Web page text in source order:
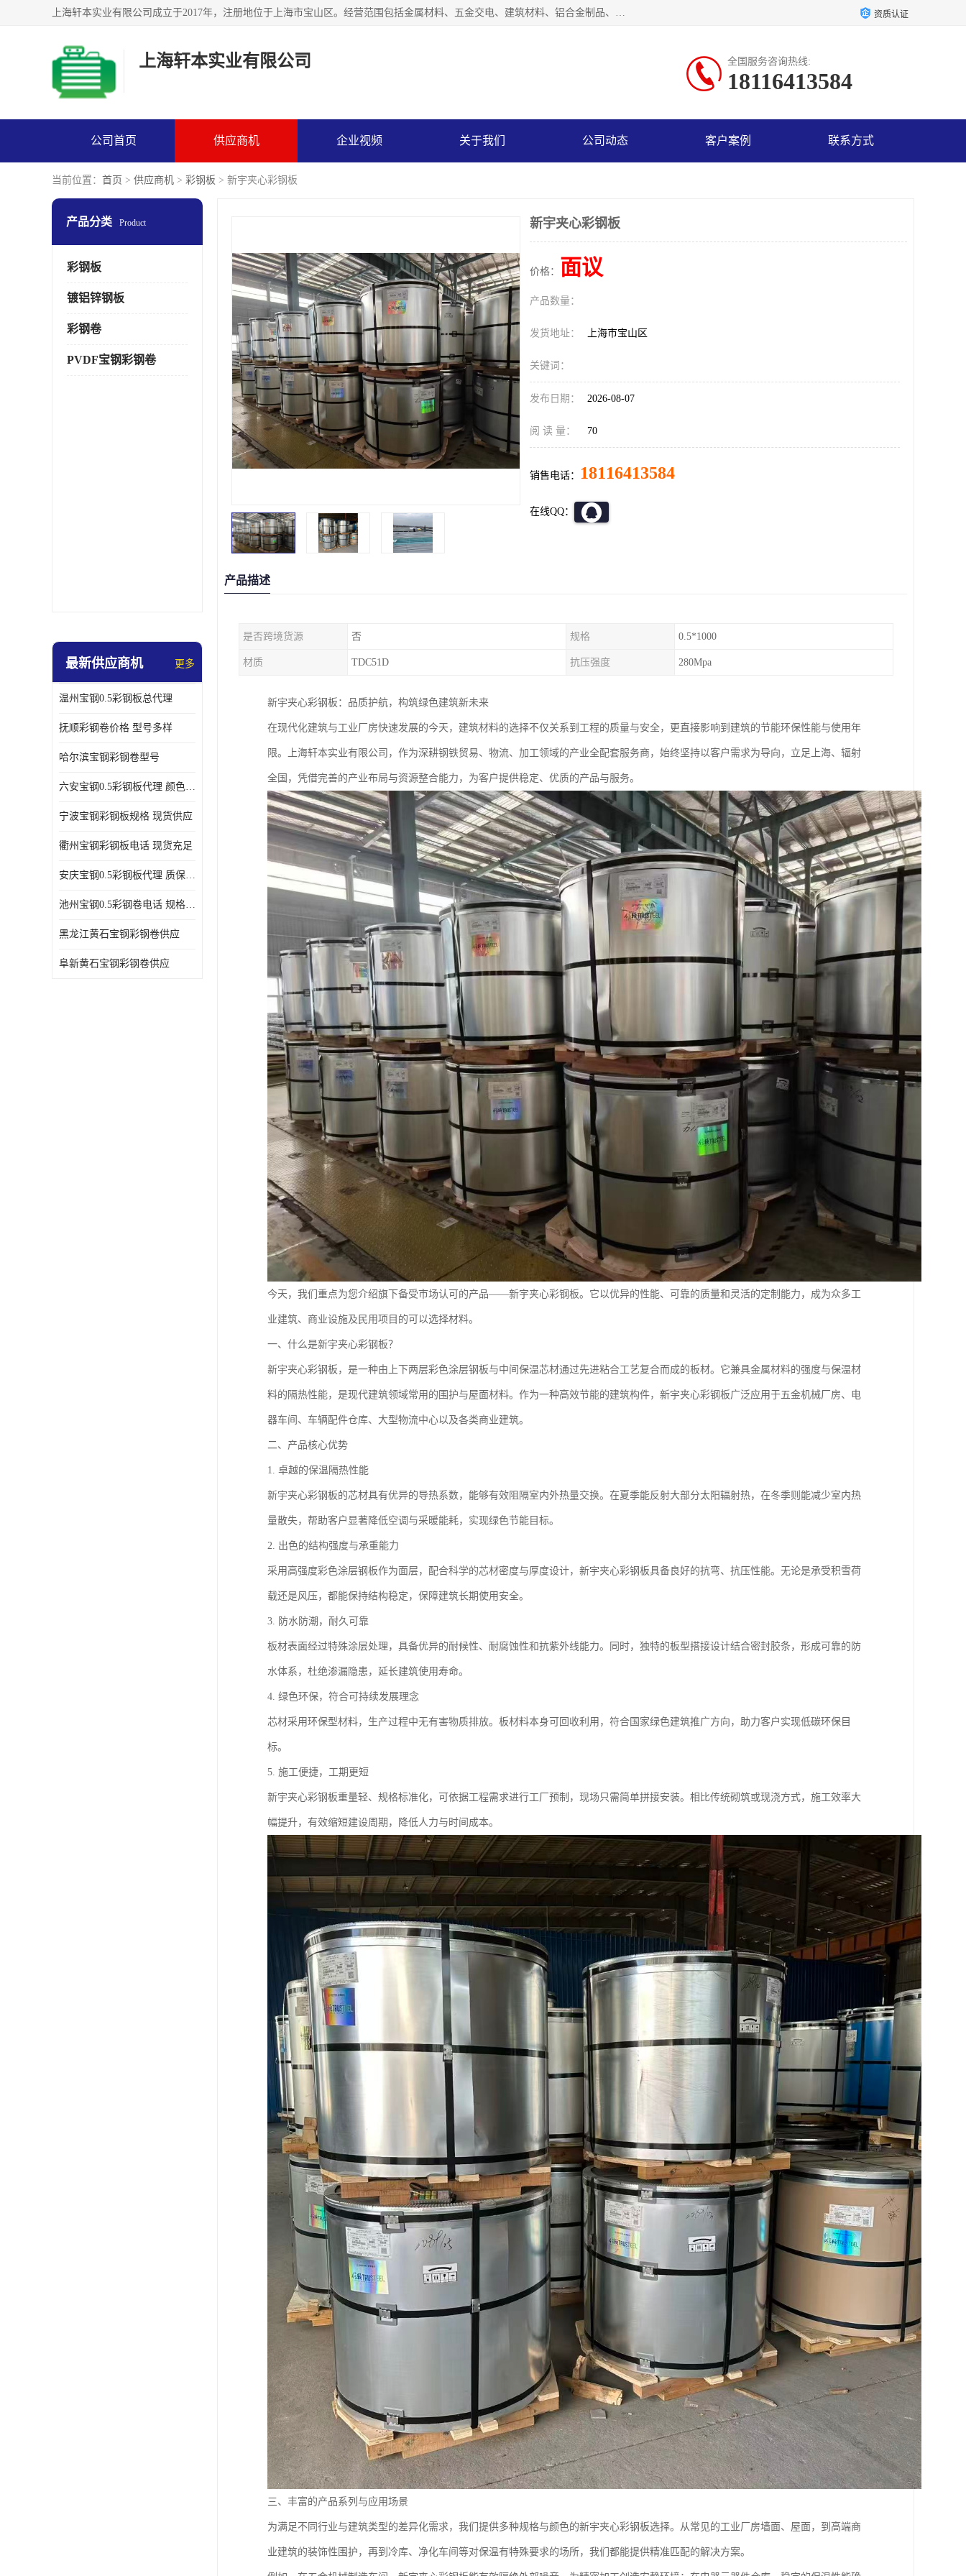
上海轩本实业有限公司成立于2017年，注册地位于上海市宝山区。经营范围包括金属材料、五金交电、建筑材料、铝合金制品、机械设备、电线电缆、装潢材料等；公司主营产品：宝钢彩钢板、宝钢彩钢卷、宝钢彩涂板、宝钢彩涂卷、宝钢高耐候彩钢板，宝钢氟碳彩钢板。是一家集钢铁贸易，物流、加工为一体的产业全配套公司。 资质认证
上海轩本实业有限公司 全国服务咨询热线:
18116413584
公司首页 供应商机 企业视频 关于我们 公司动态 客户案例 联系方式
当前位置： 首页 > 供应商机 > 彩钢板 > 新宇夹心彩钢板
产品分类 Product
彩钢板
镀铝锌钢板
彩钢卷
PVDF宝钢彩钢卷
最新供应商机 更多
温州宝钢0.5彩钢板总代理
抚顺彩钢卷价格 型号多样
哈尔滨宝钢彩钢卷型号
六安宝钢0.5彩钢板代理 颜色定制
宁波宝钢彩钢板规格 现货供应
衢州宝钢彩钢板电话 现货充足
安庆宝钢0.5彩钢板代理 质保十年起
池州宝钢0.5彩钢卷电话 规格多样
黑龙江黄石宝钢彩钢卷供应
阜新黄石宝钢彩钢卷供应
新宇夹心彩钢板
价格： 面议
产品数量：
发货地址： 上海市宝山区
关键词：
发布日期： 2026-08-07
阅 读 量： 70
销售电话： 18116413584
在线QQ：
产品描述
是否跨境货源 否 规格 0.5*1000
材质 TDC51D 抗压强度 280Mpa
新宇夹心彩钢板：品质护航，构筑绿色建筑新未来
在现代化建筑与工业厂房快速发展的今天，建筑材料的选择不仅关系到工程的质量与安全，更直接影响到建筑的节能环保性能与使用年
限。上海轩本实业有限公司，作为深耕钢铁贸易、物流、加工领域的产业全配套服务商，始终坚持以客户需求为导向，立足上海、辐射
全国，凭借完善的产业布局与资源整合能力，为客户提供稳定、优质的产品与服务。
今天，我们重点为您介绍旗下备受市场认可的产品——新宇夹心彩钢板。它以优异的性能、可靠的质量和灵活的定制能力，成为众多工
业建筑、商业设施及民用项目的可以选择材料。
一、什么是新宇夹心彩钢板？
新宇夹心彩钢板，是一种由上下两层彩色涂层钢板与中间保温芯材通过先进粘合工艺复合而成的板材。它兼具金属材料的强度与保温材
料的隔热性能，是现代建筑领域常用的围护与屋面材料。作为一种高效节能的建筑构件，新宇夹心彩钢板广泛应用于五金机械厂房、电
器车间、车辆配件仓库、大型物流中心以及各类商业建筑。
二、产品核心优势
1. 卓越的保温隔热性能
新宇夹心彩钢板的芯材具有优异的导热系数，能够有效阻隔室内外热量交换。在夏季能反射大部分太阳辐射热，在冬季则能减少室内热
量散失，帮助客户显著降低空调与采暖能耗，实现绿色节能目标。
2. 出色的结构强度与承重能力
采用高强度彩色涂层钢板作为面层，配合科学的芯材密度与厚度设计，新宇夹心彩钢板具备良好的抗弯、抗压性能。无论是承受积雪荷
载还是风压，都能保持结构稳定，保障建筑长期使用安全。
3. 防水防潮，耐久可靠
板材表面经过特殊涂层处理，具备优异的耐候性、耐腐蚀性和抗紫外线能力。同时，独特的板型搭接设计结合密封胶条，形成可靠的防
水体系，杜绝渗漏隐患，延长建筑使用寿命。
4. 绿色环保，符合可持续发展理念
芯材采用环保型材料，生产过程中无有害物质排放。板材料本身可回收利用，符合国家绿色建筑推广方向，助力客户实现低碳环保目
标。
5. 施工便捷，工期更短
新宇夹心彩钢板重量轻、规格标准化，可依据工程需求进行工厂预制，现场只需简单拼接安装。相比传统砌筑或现浇方式，施工效率大
幅提升，有效缩短建设周期，降低人力与时间成本。
三、丰富的产品系列与应用场景
为满足不同行业与建筑类型的差异化需求，我们提供多种规格与颜色的新宇夹心彩钢板选择。从常见的工业厂房墙面、屋面，到高端商
业建筑的装饰性围护，再到冷库、净化车间等对保温有特殊要求的场所，我们都能提供精准匹配的解决方案。